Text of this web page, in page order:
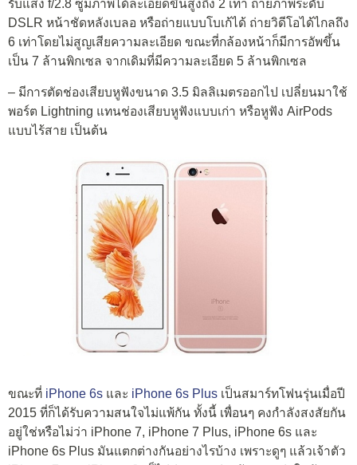
รับแสง f/2.8 ซูมภาพได้ละเอียดขึ้นสูงถึง 2 เท่า ถ่ายภาพระดับ
DSLR หน้าชัดหลังเบลอ หรือถ่ายแบบโบเก้ได้ ถ่ายวิดีโอได้ไกลถึง
6 เท่าโดยไม่สูญเสียความละเอียด ขณะที่กล้องหน้าก็มีการอัพขึ้น
เป็น 7 ล้านพิกเซล จากเดิมที่มีความละเอียด 5 ล้านพิกเซล
– มีการตัดช่องเสียบหูฟังขนาด 3.5 มิลลิเมตรออกไป เปลี่ยนมาใช้
พอร์ต Lightning แทนช่องเสียบหูฟังแบบเก่า หรือหูฟัง AirPods
แบบไร้สาย เป็นต้น
ขณะที่ iPhone 6s และ iPhone 6s Plus เป็นสมาร์ทโฟนรุ่นเมื่อปี
2015 ที่ก็ได้รับความสนใจไม่แพ้กัน ทั้งนี้ เพื่อนๆ คงกำลังสงสัยกัน
อยู่ใช่หรือไม่ว่า iPhone 7, iPhone 7 Plus, iPhone 6s และ
iPhone 6s Plus มันแตกต่างกันอย่างไรบ้าง เพราะดูๆ แล้วเจ้าตัว